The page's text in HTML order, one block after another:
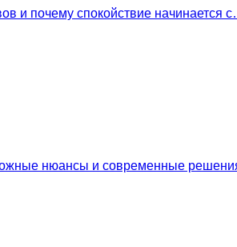
и почему спокойствие начинается
нюансы и современные